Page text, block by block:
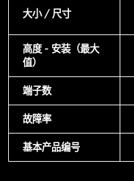
大小 / 尺寸
高度 - 安装（最大
值）
端子数
故障率
基本产品编号